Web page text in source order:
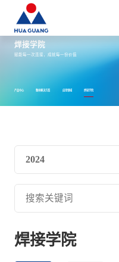
焊接学院
赋能每一次连接，成就每一份价值
产品中心 整体解决方案 应用领域 焊接学院
2024
焊接学院